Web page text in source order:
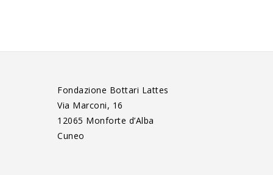
Fondazione Bottari Lattes
Via Marconi, 16
12065 Monforte d’Alba
Cuneo